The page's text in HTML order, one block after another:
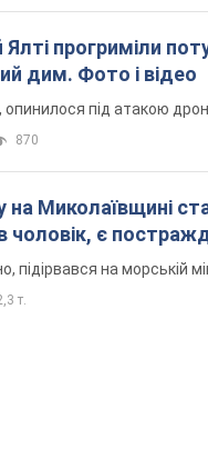
чоловік, є
підірвався на морській
т.